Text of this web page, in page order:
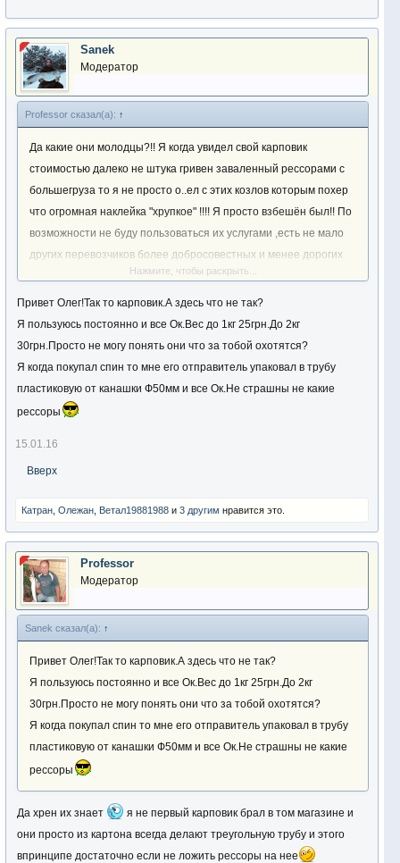
Sanek
Модератор
Professor сказал(а): ↑
Да какие они молодцы?!! Я когда увидел свой карповик
стоимостью далеко не штука гривен заваленный рессорами с
большегруза то я не просто о..ел с этих козлов которым похер
что огромная наклейка "хрупкое" !!!! Я просто взбешён был!! По
возможности не буду пользоваться их услугами ,есть не мало
других перевозчиков более добросовестных и менее дорогих
(например ин тайм) .Нажмите, чтобы раскрыть...
Привет Олег!Так то карповик.А здесь что не так?
Я пользуюсь постоянно и все Ок.Вес до 1кг 25грн.До 2кг
30грн.Просто не могу понять они что за тобой охотятся?
Я когда покупал спин то мне его отправитель упаковал в трубу
пластиковую от канашки Ф50мм и все Ок.Не страшны не какие
рессоры
15.01.16
Вверх
Катран Олежан Ветал19881988 и 3 другим нравится это.
Professor
Модератор
Sanek сказал(а): ↑
Привет Олег!Так то карповик.А здесь что не так?
Я пользуюсь постоянно и все Ок.Вес до 1кг 25грн.До 2кг
30грн.Просто не могу понять они что за тобой охотятся?
Я когда покупал спин то мне его отправитель упаковал в трубу
пластиковую от канашки Ф50мм и все Ок.Не страшны не какие
рессоры
Да хрен их знает
я не первый карповик брал в том магазине и
они просто из картона всегда делают треугольную трубу и этого
впринципе достаточно если не ложить рессоры на нее